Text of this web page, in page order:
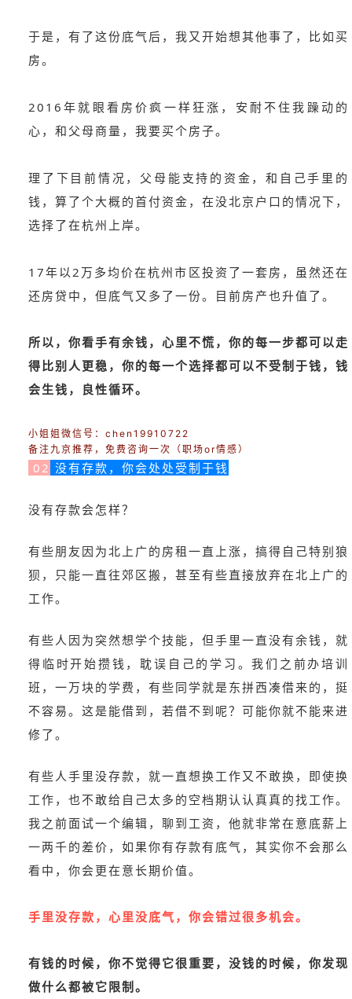
于是，有了这份底气后，我又开始想其他事了，比如买
房。
2016年就眼看房价疯一样狂涨，安耐不住我躁动的
心，和父母商量，我要买个房子。
理了下目前情况，父母能支持的资金，和自己手里的
钱，算了个大概的首付资金，在没北京户口的情况下，
选择了在杭州上岸。
17年以2万多均价在杭州市区投资了一套房，虽然还在
还房贷中，但底气又多了一份。目前房产也升值了。
所以，你看手有余钱，心里不慌，你的每一步都可以走
得比别人更稳，你的每一个选择都可以不受制于钱，钱
会生钱，良性循环。
小姐姐微信号：chen19910722
备注九京推荐，免费咨询一次（职场or情感）
02 没有存款，你会处处受制于钱
没有存款会怎样？
有些朋友因为北上广的房租一直上涨，搞得自己特别狼
狈，只能一直往郊区搬，甚至有些直接放弃在北上广的
工作。
有些人因为突然想学个技能，但手里一直没有余钱，就
得临时开始攒钱，耽误自己的学习。我们之前办培训
班，一万块的学费，有些同学就是东拼西凑借来的，挺
不容易。这是能借到，若借不到呢？可能你就不能来进
修了。
有些人手里没存款，就一直想换工作又不敢换，即使换
工作，也不敢给自己太多的空档期认认真真的找工作。
我之前面试一个编辑，聊到工资，他就非常在意底薪上
一两千的差价，如果你有存款有底气，其实你不会那么
看中，你会更在意长期价值。
手里没存款，心里没底气，你会错过很多机会。
有钱的时候，你不觉得它很重要，没钱的时候，你发现
做什么都被它限制。